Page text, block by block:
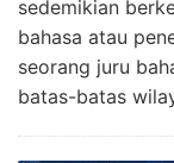
sedemikian
bahasa atau
seorang juru
batas-batas